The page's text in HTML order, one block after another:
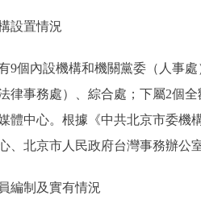
置情況
內設機構和機關黨委（人事處
律事務處）、綜合處；下屬2個
體中心。根據《中共北京市委機
、北京市人民政府台灣事務辦公
制及實有情況